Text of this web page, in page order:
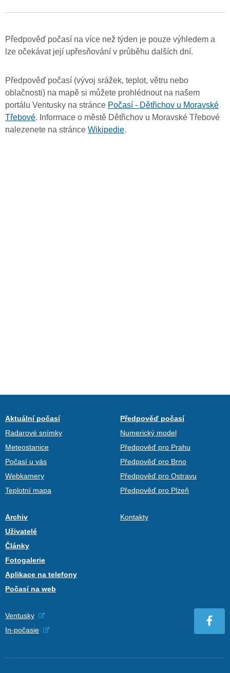
Předpověď počasí na více než týden je pouze výhledem a
lze očekávat její upřesňování v průběhu dalších dní.
Předpověď počasí (vývoj srážek, teplot, větru nebo
oblačnosti) na mapě si můžete prohlédnout na našem
portálu Ventusky na stránce Počasí - Dětřichov u Moravské
Třebové. Informace o městě Dětřichov u Moravské Třebové
nalezenete na stránce Wikipedie.
Aktuální počasí
Radarové snímky
Meteostanice
Počasí u vás
Webkamery
Teplotní mapa
Předpověď počasí
Numerický model
Předpověď pro Prahu
Předpověď pro Brno
Předpověď pro Ostravu
Předpověď pro Plzeň
Archiv
Uživatelé
Články
Fotogalerie
Aplikace na telefony
Počasí na web
Kontakty
Ventusky
In-počasie